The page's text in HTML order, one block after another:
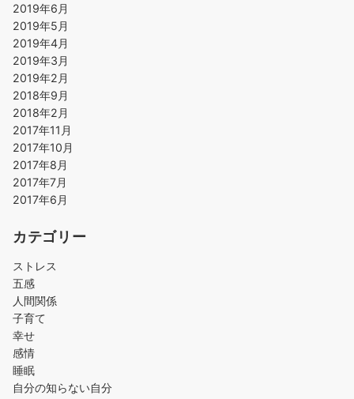
2019年6月
2019年5月
2019年4月
2019年3月
2019年2月
2018年9月
2018年2月
2017年11月
2017年10月
2017年8月
2017年7月
2017年6月
カテゴリー
ストレス
五感
人間関係
子育て
幸せ
感情
睡眠
自分の知らない自分